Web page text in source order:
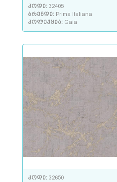
კოდი: 32405
ბრენდი: Prima Italiana
კოლექცია: Gaia
კოდი: 32650